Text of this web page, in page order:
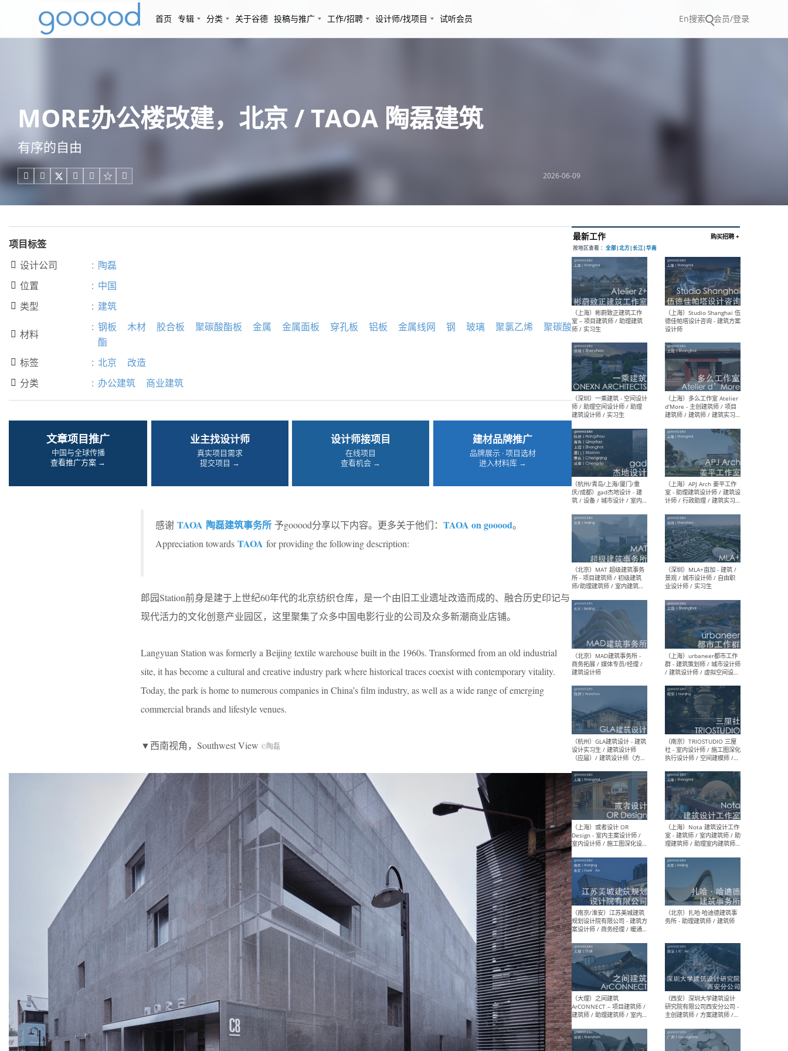
首页 专辑 分类 关于谷德 投稿与推广 工作/招聘 设计师/找项目 试听会员 En搜索 会员/登录
MORE办公楼改建，北京 / TAOA 陶磊建筑
有序的自由
     2026-06-09
项目标签
 设计公司 : 陶磊
 位置 : 中国
 类型 : 建筑
 材料
: 钢板 木材 胶合板 聚碳酸酯板 金属 金属面板 穿孔板 铝板 金属线网 钢 玻璃 聚氯乙烯
聚碳酸
酯
 标签 : 北京 改造
 分类 : 办公建筑 商业建筑
文章项目推广
中国与全球传播
查看推广方案 →
业主找设计师
真实项目需求
提交项目 →
设计师接项目
在线项目
查看机会 →
建材品牌推广
品牌展示 · 项目选材
进入材料库 →
感谢 TAOA 陶磊建筑事务所 予gooood分享以下内容。更多关于他们： TAOA on gooood。
Appreciation towards TAOA for providing the following description:
郎园Station前身是建于上世纪60年代的北京纺织仓库，是一个由旧工业遗址改造而成的、融合历史印记与
现代活力的文化创意产业园区，这里聚集了众多中国电影行业的公司及众多新潮商业店铺。
Langyuan Station was formerly a Beijing textile warehouse built in the 1960s. Transformed from an old industrial
site, it has become a cultural and creative industry park where historical traces coexist with contemporary vitality.
Today, the park is home to numerous companies in China’s film industry, as well as a wide range of emerging
commercial brands and lifestyle venues.
▼西南视角，Southwest View ©陶磊
最新工作
按地区查看 ：全部|北方|长江
（上海）彬蔚致正建筑工作
室 – 项目建筑师 / 助理建筑
师 / 实习生
（深圳）一乘建筑 - 空间设计
师 / 助理空间设计师 / 助理
建筑设计师 / 实习生
（杭州/青岛/上海/厦门/重
庆/成都）gad杰地设计 - 建
筑 / 设备 / 城市设计 / 室内 /
幕墙 / BIM / 成本 / 工程 / 运
营 / 品牌 / 观点views / 实习
等
（北京）MAT 超级建筑事务
所 - 项目建筑师 / 初级建筑
/ 实习生
（北京）MAD建筑事务所 -
商务拓展 / 媒体专员/经理 /
建筑设计师
（杭州）GLA建筑设计 - 建筑
设计实习生 / 建筑设计师
（应届）/ 建筑设计师（方案
设计）/ 建筑设计师（施工
图）/ 结构设计师 / 给排水设
计师
（上海）或者设计 OR
Design - 室内主案设计师 /
室内设计师 / 施工图深化设
计师 / 室内设计助理 / 新媒
体运营